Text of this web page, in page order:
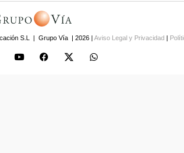
S.L | Grupo Vía | 2026 | Aviso Legal y Privacidad |